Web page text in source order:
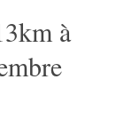
à